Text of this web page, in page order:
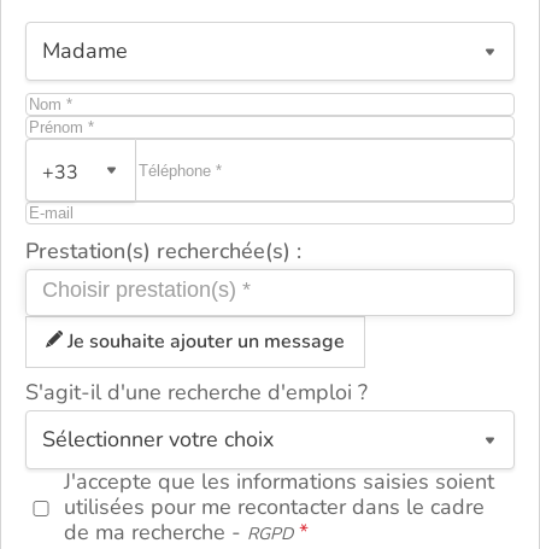
+33
Prestation(s) recherchée(s) :
Je souhaite ajouter un message
S'agit-il d'une recherche d'emploi ?
J'accepte que les informations saisies soient
utilisées pour me recontacter dans le cadre
de ma recherche - RGPD
ou